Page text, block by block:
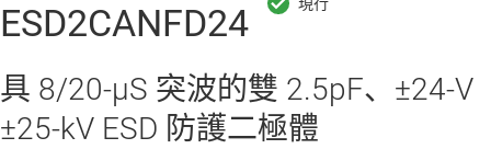
ESD2CANFD24
具 8/20-µS 突波的雙 2.5pF、±24-V
±25-kV ESD 防護二極體